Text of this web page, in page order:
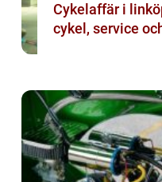
Cykelaffär i linköping så
cykel, service